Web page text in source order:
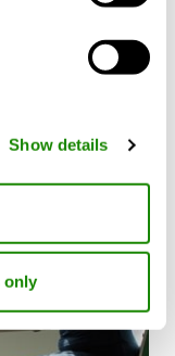
Show details
only